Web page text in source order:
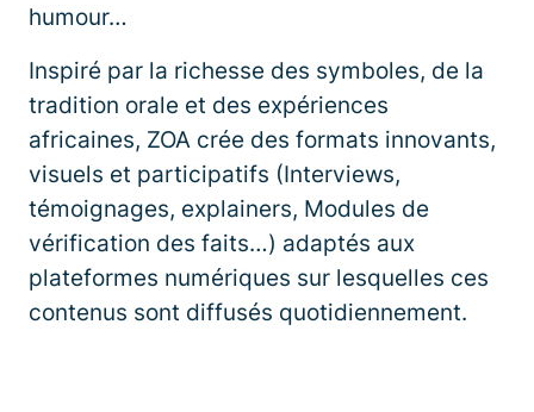
humour…
Inspiré par la richesse des symboles, de la
tradition orale et des expériences
africaines, ZOA crée des formats innovants,
visuels et participatifs (Interviews,
témoignages, explainers, Modules de
vérification des faits…) adaptés aux
plateformes numériques sur lesquelles ces
contenus sont diffusés quotidiennement.